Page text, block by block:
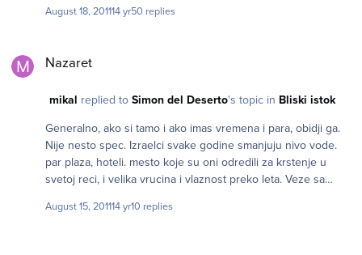
August 18, 201114 yr50 replies
Nazaret
mikal replied to Simon del Deserto's topic in Bliski istok
Generalno, ako si tamo i ako imas vremena i para, obidji ga.
Nije nesto spec. Izraelci svake godine smanjuju nivo vode.
par plaza, hoteli. mesto koje su oni odredili za krstenje u
svetoj reci, i velika vrucina i vlaznost preko leta. Veze sa
golansku visoravan (opet problemi sa prevozom), Cfat, neka
August 15, 201114 yr10 replies